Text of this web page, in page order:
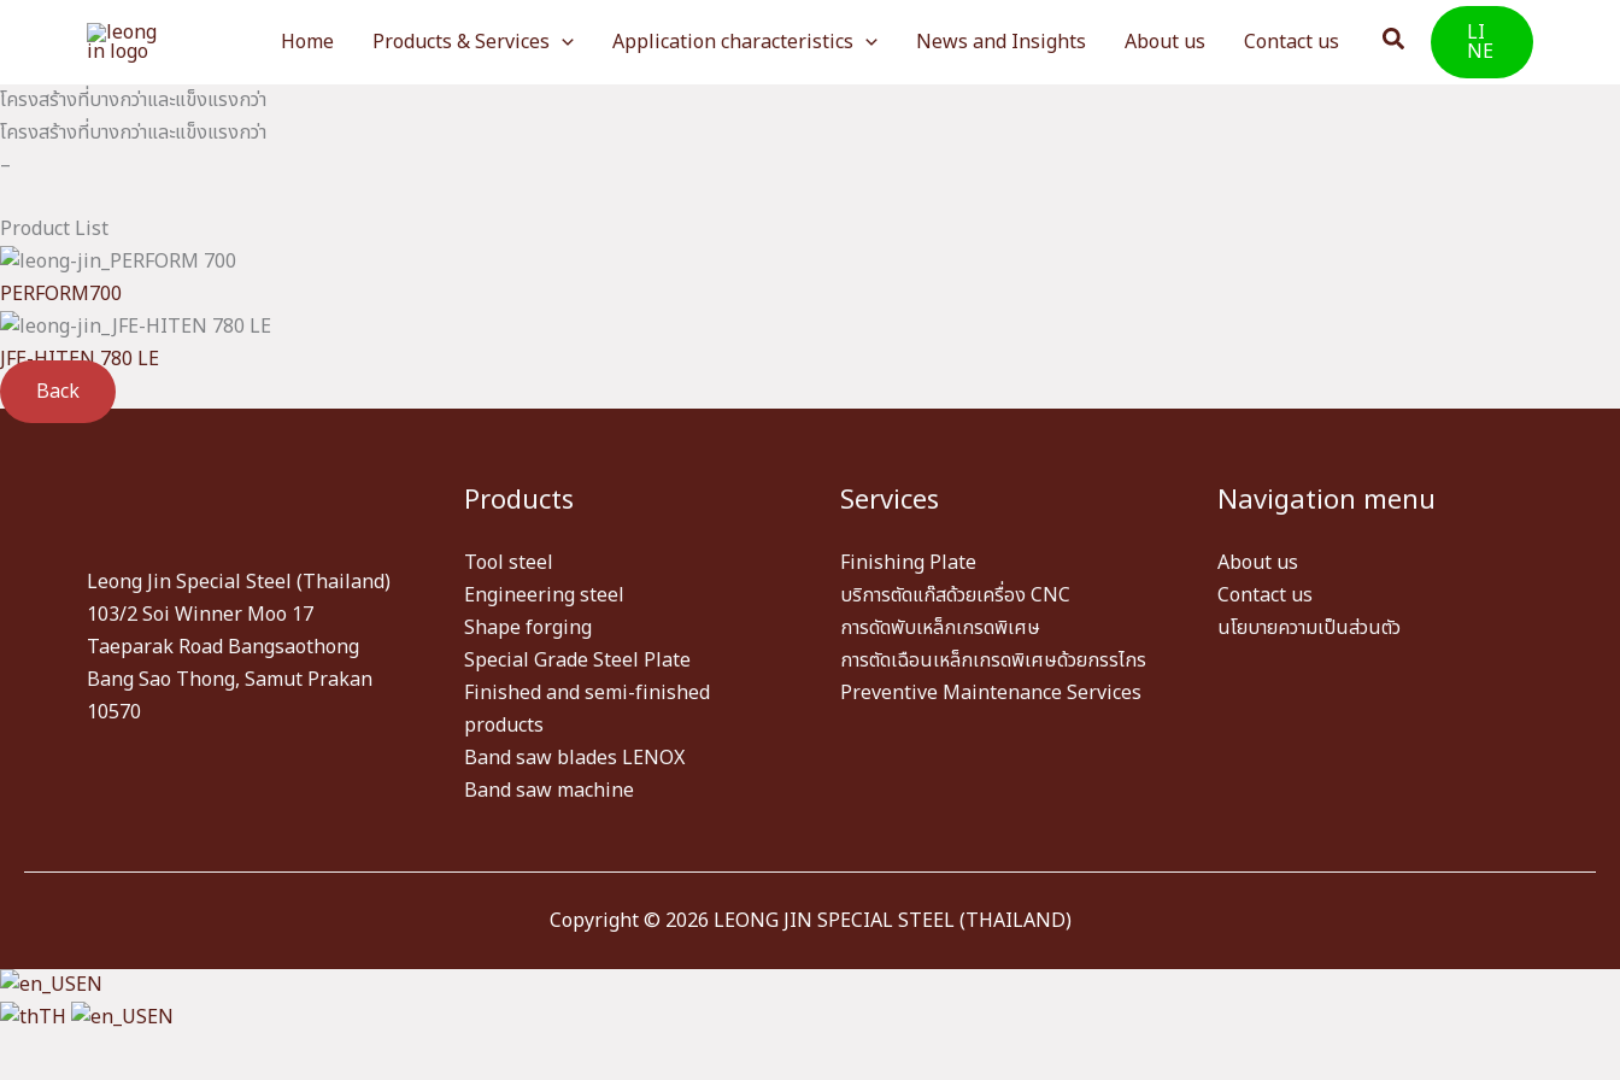
Home Products & Services Application characteristics News and Insights About us Contact us Search LI
NE
โครงสร้างที่บางกว่าและแข็งแรงกว่า
โครงสร้างที่บางกว่าและแข็งแรงกว่า
–
Product List
PERFORM700
JFE-HITEN 780 LE
Back
Leong Jin Special Steel (Thailand)
103/2 Soi Winner Moo 17
Taeparak Road Bangsaothong
Bang Sao Thong, Samut Prakan
10570
Products
Tool steel
Engineering steel
Shape forging
Special Grade Steel Plate
Finished and semi-finished
products
Band saw blades LENOX
Band saw machine
Services
Finishing Plate
บริการตัดแก๊สด้วยเครื่อง CNC
การดัดพับเหล็กเกรดพิเศษ
การตัดเฉือนเหล็กเกรดพิเศษด้วยกรรไกร
Preventive Maintenance Services
Navigation menu
About us
Contact us
นโยบายความเป็นส่วนตัว
Copyright © 2026 LEONG JIN SPECIAL STEEL (THAILAND)
EN
TH
EN